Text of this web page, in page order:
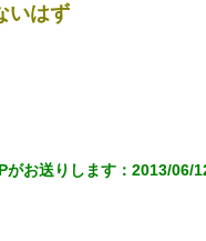
いはず
がお送りします ：2013/06/